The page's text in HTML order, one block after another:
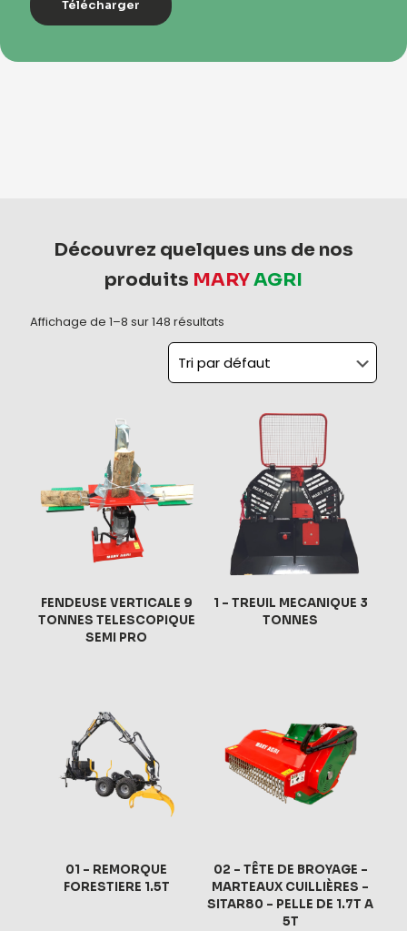
Télécharger
Découvrez quelques uns de nos
produits MARYAGRI
Affichage de 1–8 sur 148 résultats
FENDEUSE VERTICALE 9
TONNES TELESCOPIQUE
SEMI PRO
1 – TREUIL MECANIQUE 3
TONNES
01 – REMORQUE
FORESTIERE 1.5T
02 – TÊTE DE BROYAGE –
MARTEAUX CUILLIÈRES –
SITAR80 – PELLE DE 1.7T A
5T